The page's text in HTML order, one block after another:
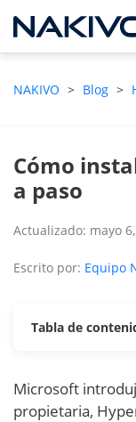
NAKIVO > Blog >
Cómo
a paso
Actualizado: mayo
Escrito por: Equipo
Tabla de
Microsoft
propietaria,